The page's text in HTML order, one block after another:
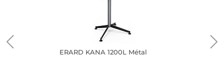
ERARD KANA 1200L Métal